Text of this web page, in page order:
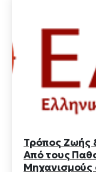
Τρόπος Ζωής
Από τους
Μηχανισμούς